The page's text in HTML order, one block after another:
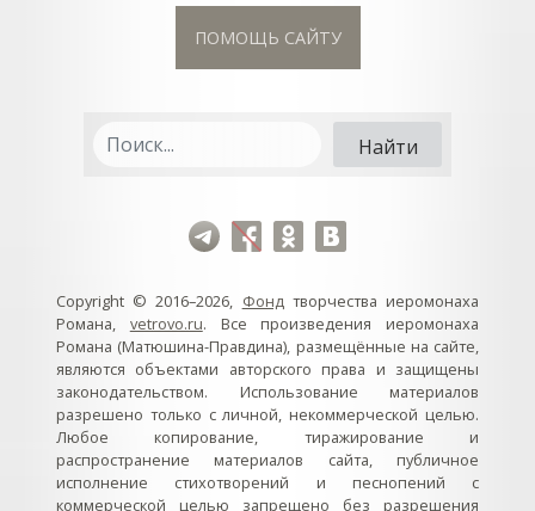
ПОМОЩЬ САЙТУ
Copyright © 2016–2026, Фондтворчества иеромонаха
Романа, vetrovo.ru. Все произведения иеромонаха
Романа (Матюшина-Правдина), размещённые на сайте,
являются объектами авторского права и защищены
законодательством. Использование материалов
разрешено только с личной, некоммерческой целью.
Любое копирование, тиражирование и
распространение материалов сайта, публичное
исполнение стихотворений и песнопений с
коммерческой целью запрещено без разрешения